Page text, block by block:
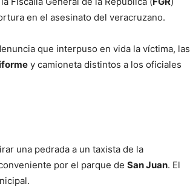
en el asesinato del veracruzano.
que interpuso en vida la víctima, las
y camioneta distintos a los oficiales
una pedrada a un taxista de la
por el parque de San Juan. El